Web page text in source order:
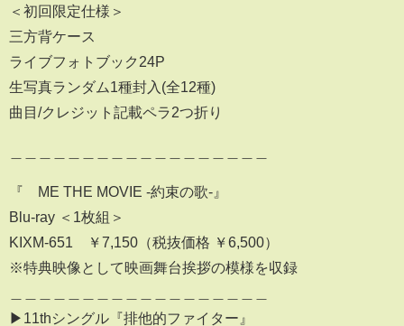
＜初回限定仕様＞
三方背ケース
ライブフォトブック24P
生写真ランダム1種封入(全12種)
曲目/クレジット記載ペラ2つ折り
『≠ME THE MOVIE -約束の歌-』
Blu-ray ＜1枚組＞
KIXM-651 ￥7,150（税抜価格 ￥6,500）
※特典映像として映画舞台挨拶の模様を収録
▶︎11thシングル『排他的ファイター』